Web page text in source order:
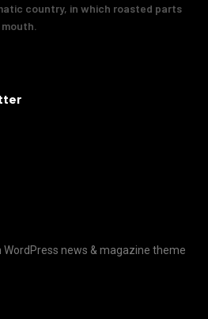
country, in which roasted parts
WordPress news & magazine theme